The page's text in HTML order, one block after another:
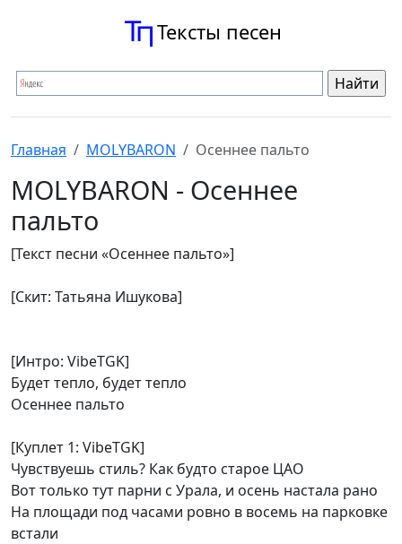
Тексты песен
Главная MOLYBARON Осеннее пальто
MOLYBARON - Осеннее
пальто
[Текст песни «Осеннее пальто»]
[Скит: Татьяна Ишукова]
[Интро: VibeTGK]
Будет тепло, будет тепло
Осеннее пальто
[Куплет 1: VibeTGK]
Чувствуешь стиль? Как будто старое ЦАО
Вот только тут парни с Урала, и осень настала рано
На площади под часами ровно в восемь на парковке
встали